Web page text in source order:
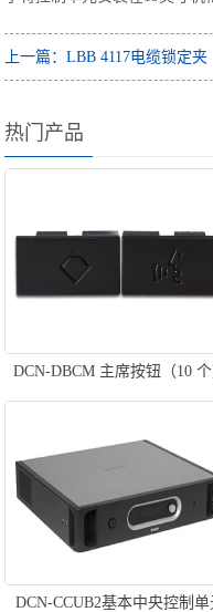
上一篇：LBB 4117电缆锁定夹
热门产品
DCN-DBCM 主席按钮（10 个
DCN-CCUB2基本中央控制单